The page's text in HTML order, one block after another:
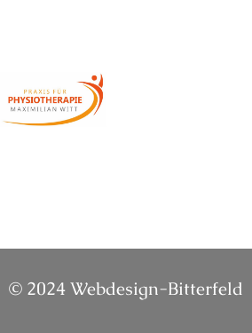
© 2024 Webdesign-Bitterfeld